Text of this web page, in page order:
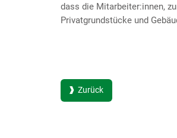
dass die Mitarbeiter:innen,
Privatgrundstücke und
Zurück